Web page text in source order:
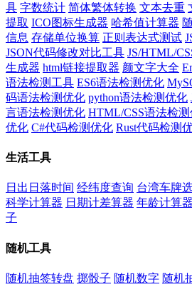
具 字数统计 简体繁体转换 文本去重
提取 ICO图标生成器 哈希值计算器
信息 存储单位换算 正则表达式测试
JSON代码修改对比工具 JS/HTML/
生成器 html链接提取器 颜文字大全
语法检测工具 ES6语法检测优化
码语法检测优化 python语法检测优化
言语法检测优化 HTML/CSS语法检
优化 C#代码检测优化 Rust代码检测
生活工具
日出日落时间 经纬度查询 台湾车牌
科学计算器 日期计差算器 年龄计算器
子
随机工具
随机抽签转盘 掷骰子 随机数字 随机